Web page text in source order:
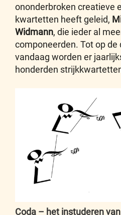
ononderbroken creatieve
kwartetten heeft geleid,
Widmann, die ieder al
componeerden. Tot op de
vandaag worden er
honderden
Coda – het instuderen